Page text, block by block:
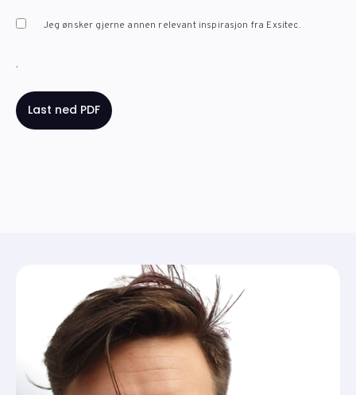
Jeg ønsker gjerne annen relevant inspirasjon fra Exsitec.
.